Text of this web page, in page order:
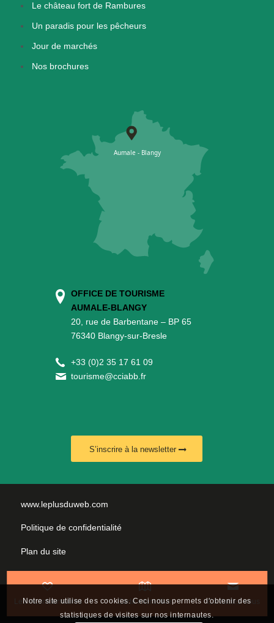
Les incontournables Carte interactive Contactez-nous
Le château fort de Rambures
Un paradis pour les pêcheurs
Jour de marchés
Nos brochures
OFFICE DE TOURISME
AUMALE-BLANGY
20, rue de Barbentane – BP 65
76340 Blangy-sur-Bresle
+33 (0)2 35 17 61 09
tourisme@cciabb.fr
S’inscrire à la newsletter
www.leplusduweb.com
Politique de confidentialité
Plan du site
Nous contacter
Notre site utilise des cookies. Ceci nous permets d'obtenir des
statistiques de visites sur nos internautes.